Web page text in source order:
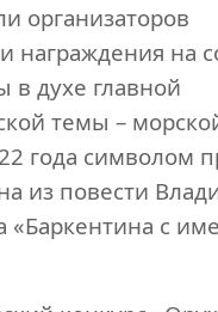
организаторов
награждения на
в духе главной
темы –
года символом
из повести
«Баркентина с